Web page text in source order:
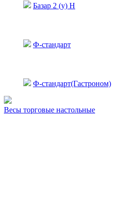
Базар 2 (у) Н
Ф-стандарт
Ф-стандарт(Гастроном)
Весы торговые настольные